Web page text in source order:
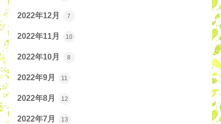
2022年12月 7
2022年11月 10
2022年10月 8
2022年9月 11
2022年8月 12
2022年7月 13